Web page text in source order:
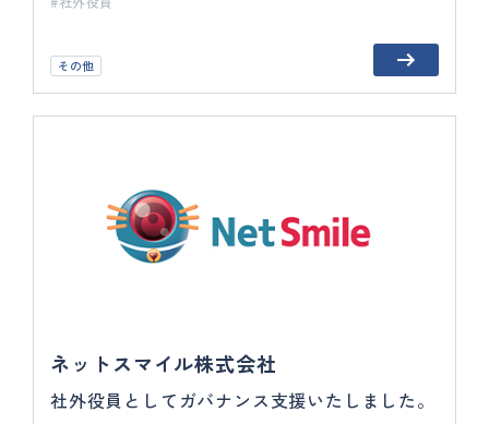
その他
ネットスマイル株式会社
社外役員としてガバナンス支援いたしました。